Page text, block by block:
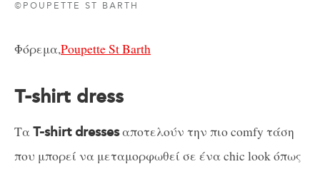
©POUPETTE ST BARTH
Φόρεμα,Poupette St Barth
T-shirt dress
ΤαT-shirt dressesαποτελούν την πιο comfy τάση
που μπορεί να μεταμορφωθεί σε ένα chic look όπως